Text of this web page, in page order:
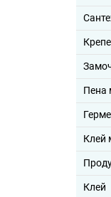
Пена
Клей
Клей